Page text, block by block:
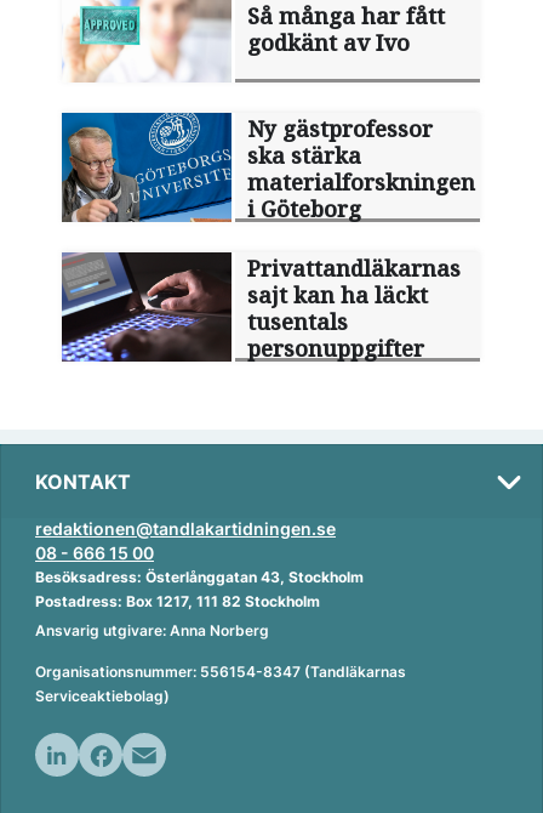
Så många har fått
godkänt av Ivo
Ny gästprofessor
ska stärka
materialforskningen
i Göteborg
Privattandläkarnas
sajt kan ha läckt
tusentals
personuppgifter
KONTAKT
redaktionen@tandlakartidningen.se
08 - 666 15 00
Besöksadress: Österlånggatan 43, Stockholm
Postadress: Box 1217, 111 82 Stockholm
Ansvarig utgivare: Anna Norberg
Organisationsnummer: 556154-8347 (Tandläkarnas
Serviceaktiebolag)